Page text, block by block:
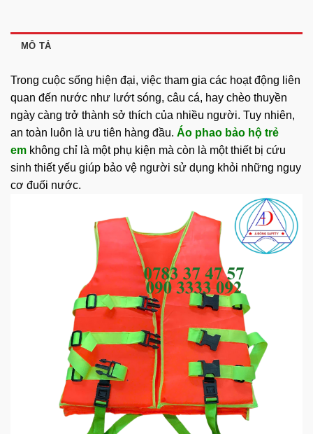
MÔ TẢ
Trong cuộc sống hiện đại, việc tham gia các hoạt động liên
quan đến nước như lướt sóng, câu cá, hay chèo thuyền
ngày càng trở thành sở thích của nhiều người. Tuy nhiên,
an toàn luôn là ưu tiên hàng đầu. Áo phao bảo hộ trẻ
em không chỉ là một phụ kiện mà còn là một thiết bị cứu
sinh thiết yếu giúp bảo vệ người sử dụng khỏi những nguy
cơ đuối nước.